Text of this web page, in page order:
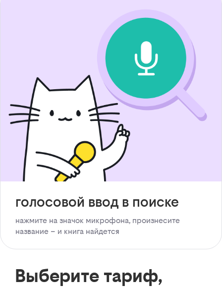
голосовой ввод в поиске
нажмите на значок микрофона, произнесите
название – и книга найдется
Выберите тариф,